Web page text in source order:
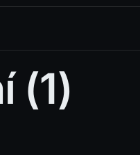
(1)